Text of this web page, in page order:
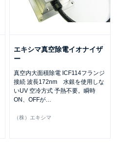
エキシマ真空除電イオナイザ
ー
真空内大面積除電 ICF114フランジ
接続 波長172nm 水銀を使用しな
いUV 空冷方式 予熱不要。瞬時
ON、OFFが…
（株）エキシマ